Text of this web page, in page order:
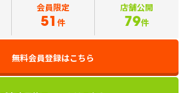
会員限定
51 件
店舗公開
79件
無料会員登録はこちら